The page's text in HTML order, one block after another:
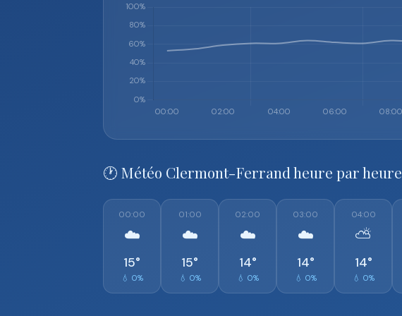
🕐 Météo Clermont-Ferrand heure par heure
00:00
☁️
15°
💧 0%
01:00
☁️
15°
💧 0%
02:00
☁️
14°
💧 0%
03:00
☁️
14°
💧 0%
04:00
⛅
14°
💧 0%